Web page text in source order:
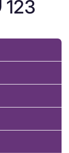
123